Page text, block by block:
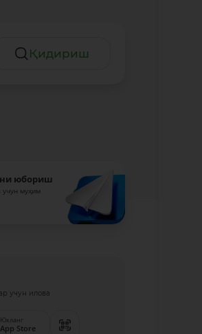
Қидириш
юбориш
учун муҳим
учун илова
Юкланг
App Store